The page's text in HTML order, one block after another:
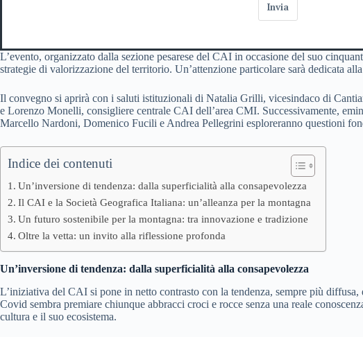
Invia
L’evento, organizzato dalla sezione pesarese del CAI in occasione del suo
strategie di valorizzazione del territorio. Un’attenzione particolare sarà dedicata
Il convegno si aprirà con i saluti istituzionali di Natalia Grilli, vicesindaco di
e Lorenzo Monelli, consigliere centrale CAI dell’area CMI. Successivamente,
Marcello Nardoni, Domenico Fucili e Andrea Pellegrini esploreranno questioni
Indice dei contenuti
Un’inversione di tendenza: dalla superficialità alla consapevolezza
Il CAI e la Società Geografica Italiana: un’alleanza per la montagna
Un futuro sostenibile per la montagna: tra innovazione e tradizione
Oltre la vetta: un invito alla riflessione profonda
Un’inversione di tendenza: dalla superficialità alla consapevolezza
L’iniziativa del CAI si pone in netto contrasto con la tendenza, sempre più
Covid sembra premiare chiunque abbracci croci e rocce senza una reale
cultura e il suo ecosistema.